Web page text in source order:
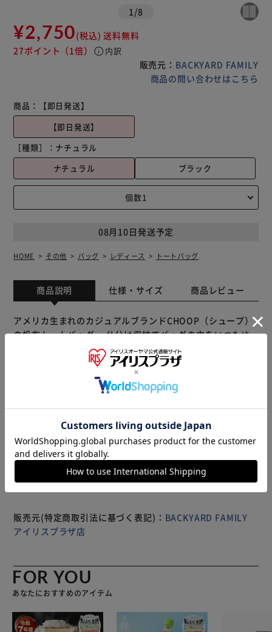
1 /8
¥2,750(税込) 送料無料
27ポイント （1倍） info 内訳
販売元： BACKYARD FAMILY
商品の問い合わせはこちら
商品：
【即日発送】
【即日発送】
［種類］： ナチュラル
ナチュラル
ブラック
08月10日発送予定
HOME その他 バッグ レディース トートバッグ
商品説明 仕様・サイズ 商品レビュー
アメリカ生まれのカジュアルブランドCHOOP（シュープ）
の帆布トートバッグ。 仕分け収納でバッグの中をいつも綺
麗に。 コンパクトなのに機能性抜群！中身を仕分けして収
納できるので、バッグの中をいつでも綺麗に保てます。 メ
イン収納には長財布はもちろんB5サイズのノートも横に倒
して収納できます。 お弁当箱と他の荷物を分けたり、
にピッタリ。
もっと見る
※製品は予告なく仕様を変更する場合がございます。あらか
じめご了承ください。
販売元(特定商取引法に基づく表記)： BACKYARD FAMILY
アイリスプラザ店
FOR YOU
あなたにおすすめのアイテム